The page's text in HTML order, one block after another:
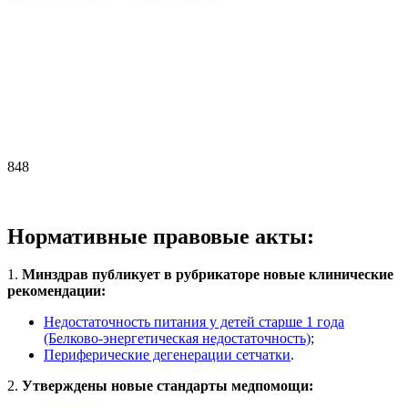
848
Нормативные правовые акты:
1. Минздрав публикует в рубрикаторе новые клинические
рекомендации:
Недостаточность питания у детей старше 1 года
(Белково-энергетическая недостаточность);
Периферические дегенерации сетчатки.
2. Утверждены новые стандарты медпомощи: